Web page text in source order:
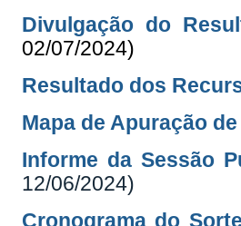
Divulgação do
02/07/2024)
Resultado dos
Mapa de Apuração
Informe da Sessão
12/06/2024)
Cronograma do